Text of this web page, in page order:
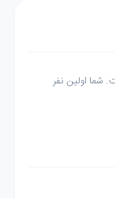
شما اولین نفر